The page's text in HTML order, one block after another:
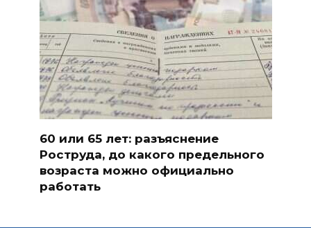
60 или 65 лет: разъяснение
Роструда, до какого предельного
возраста можно официально
работать